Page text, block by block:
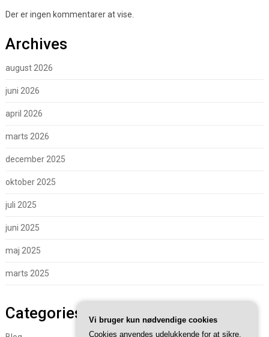
Der er ingen kommentarer at vise.
Archives
august 2026
juni 2026
april 2026
marts 2026
december 2025
oktober 2025
juli 2025
juni 2025
maj 2025
marts 2025
Categories
Vi bruger kun nødvendige cookies
Cookies anvendes udelukkende for at sikre,